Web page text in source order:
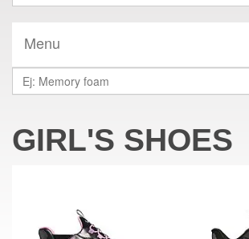
Menu
GIRL'S SHOES